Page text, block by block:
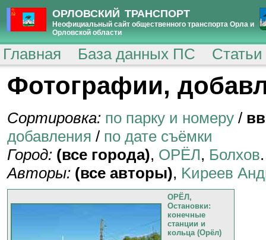
ОРЛОВСКИЙ ТРАНСПОРТ
Неофициальный сайт общественного транспорта Орла и
Орловской области
Главная База данных ПС
Фотографии,
Сортировка: по парку и номеру /
добавления / по дате съёмки
Город: (все города), ОРЁЛ, Болхов.
Авторы: (все авторы), Kиpeeв
ОРЁЛ,
Остановки:
конечные
станции и
кольца (Орёл)